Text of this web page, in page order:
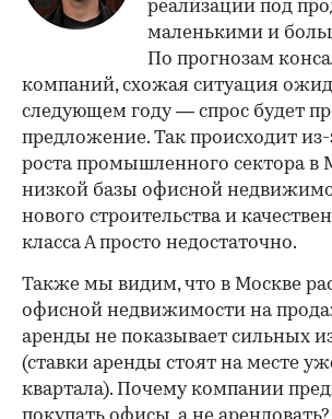
реализации под
маленькими и
По прогнозам
компаний, схожая ситуация
следующем году — спрос будет
предложение. Так происходит из-
роста промышленного сектора в
низкой базы офисной
нового строительства и
класса А просто недостаточно.
Также мы видим, что в Москве
офисной недвижимости на
аренды не показывает сильных
(ставки аренды стоят на месте
квартала). Почему компании